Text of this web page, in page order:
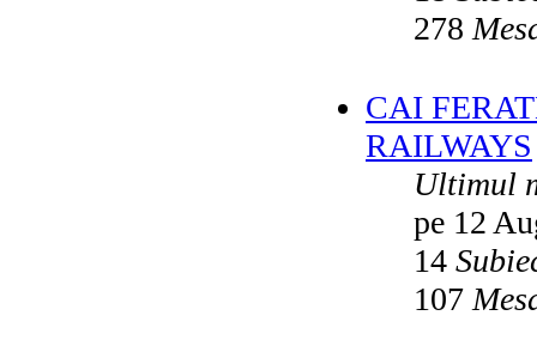
278
CAI
RAILWAYS
Ultimul
pe 12
14
107